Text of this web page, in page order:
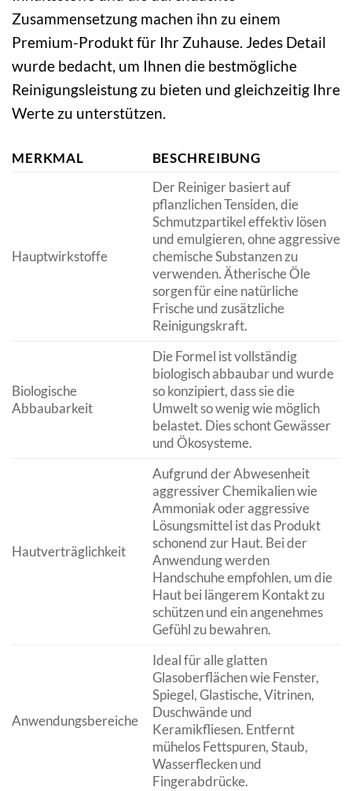
Zusammensetzung machen ihn zu einem
Premium-Produkt für Ihr Zuhause. Jedes Detail
wurde bedacht, um Ihnen die bestmögliche
Reinigungsleistung zu bieten und gleichzeitig Ihre
Werte zu unterstützen.
MERKMAL BESCHREIBUNG
Hauptwirkstoffe
Der Reiniger basiert auf
pflanzlichen Tensiden, die
Schmutzpartikel effektiv lösen
und emulgieren, ohne aggressive
chemische Substanzen zu
verwenden. Ätherische Öle
sorgen für eine natürliche
Frische und zusätzliche
Reinigungskraft.
Biologische
Abbaubarkeit
Die Formel ist vollständig
biologisch abbaubar und wurde
so konzipiert, dass sie die
Umwelt so wenig wie möglich
belastet. Dies schont Gewässer
und Ökosysteme.
Hautverträglichkeit
Aufgrund der Abwesenheit
aggressiver Chemikalien wie
Ammoniak oder aggressive
Lösungsmittel ist das Produkt
schonend zur Haut. Bei der
Anwendung werden
Handschuhe empfohlen, um die
Haut bei längerem Kontakt zu
schützen und ein angenehmes
Gefühl zu bewahren.
Anwendungsbereiche
Ideal für alle glatten
Glasoberflächen wie Fenster,
Spiegel, Glastische, Vitrinen,
Duschwände und
Keramikfliesen. Entfernt
mühelos Fettspuren, Staub,
Wasserflecken und
Fingerabdrücke.